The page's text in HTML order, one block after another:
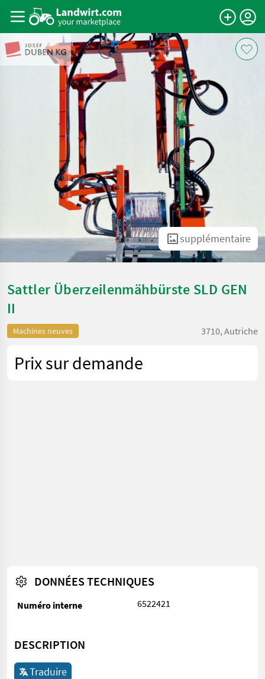
supplémentaire
Sattler Überzeilenmähbürste SLD GEN
II
Machines neuves 3710, Autriche
Prix sur demande
DONNÉES TECHNIQUES
Numéro interne 6522421
DESCRIPTION
Traduire